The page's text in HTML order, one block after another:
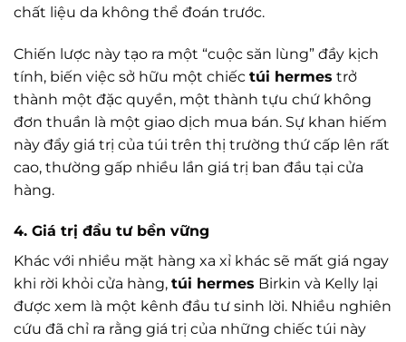
chất liệu da không thể đoán trước.
Chiến lược này tạo ra một “cuộc săn lùng” đầy kịch
tính, biến việc sở hữu một chiếc túi hermes trở
thành một đặc quyền, một thành tựu chứ không
đơn thuần là một giao dịch mua bán. Sự khan hiếm
này đẩy giá trị của túi trên thị trường thứ cấp lên rất
cao, thường gấp nhiều lần giá trị ban đầu tại cửa
hàng.
4. Giá trị đầu tư bền vững
Khác với nhiều mặt hàng xa xỉ khác sẽ mất giá ngay
khi rời khỏi cửa hàng, túi hermes Birkin và Kelly lại
được xem là một kênh đầu tư sinh lời. Nhiều nghiên
cứu đã chỉ ra rằng giá trị của những chiếc túi này